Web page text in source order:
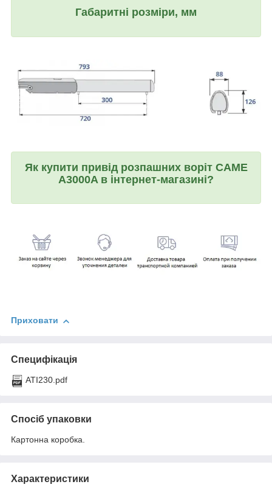
Габаритні розміри, мм
Як купити привід розпашних воріт CAME
A3000A в інтернет-магазині?
Приховати
Специфікація
ATI230.pdf
Спосіб упаковки
Картонна коробка.
Характеристики